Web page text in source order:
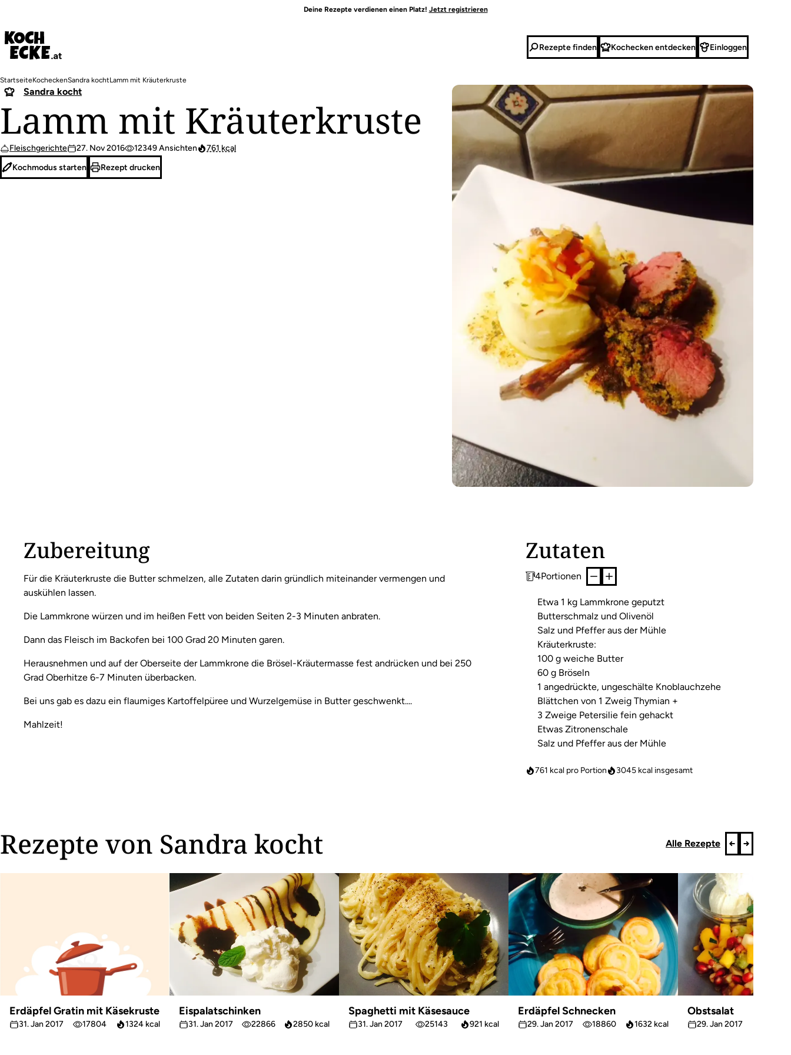
Inhalt
Deine Rezepte verdienen einen Platz! Jetzt registrieren
Rezepte finden Kochecken entdecken Einloggen
Pfadnavigation
StartseiteKocheckenSandra kochtLamm mit Kräuterkruste
Lamm mit Kräuterkruste
Fleischgerichte 27. Nov 2016 12349 Ansichten 761 kcal
Sandra kocht
Kochmodus starten Rezept drucken
Zubereitung
Für die Kräuterkruste die Butter schmelzen, alle Zutaten darin gründlich miteinander vermengen und
auskühlen lassen.
Die Lammkrone würzen und im heißen Fett von beiden Seiten 2-3 Minuten anbraten.
Dann das Fleisch im Backofen bei 100 Grad 20 Minuten garen.
Herausnehmen und auf der Oberseite der Lammkrone die Brösel-Kräutermasse fest andrücken und bei 250
Grad Oberhitze 6-7 Minuten überbacken.
Bei uns gab es dazu ein flaumiges Kartoffelpüree und Wurzelgemüse in Butter geschwenkt....
Mahlzeit!
Zutaten
4Portionen
Etwa 1 kg Lammkrone geputzt
Butterschmalz und Olivenöl
Salz und Pfeffer aus der Mühle
Kräuterkruste:
100 g weiche Butter
60 g Bröseln
1 angedrückte, ungeschälte Knoblauchzehe
Blättchen von 1 Zweig Thymian +
3 Zweige Petersilie fein gehackt
Etwas Zitronenschale
Salz und Pfeffer aus der Mühle
761 kcal pro Portion 3045 kcal insgesamt
Rezepte von Sandra kocht Alle Rezepte
Erdäpfel Gratin mit Käsekruste
31. Jan 2017 17804 1324 kcal
Eispalatschinken
31. Jan 2017 22866 2850 kcal
Spaghetti mit Käsesauce
31. Jan 2017 25143 921 kcal
Erdäpfel Schnecken
29. Jan 2017 18860 1632 kcal
Obstsalat
29. Jan 2017